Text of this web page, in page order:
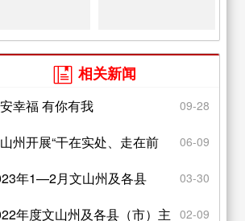
 相关新闻
幸福 有你有我 09-28
州开展“干在实处、走在前
行动 2023年...
06-09
年1—2月文山州及各县
）主要经济指标“...
03-30
年度文山州及各县（市）主
02-09